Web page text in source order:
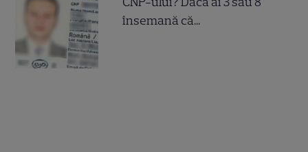
însemană că...